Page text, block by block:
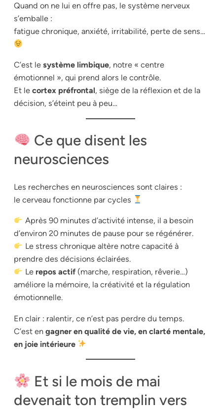
Quand on ne lui en offre pas, le système nerveux
s’emballe :
fatigue chronique, anxiété, irritabilité, perte de sens…
C’est le système limbique, notre « centre
émotionnel », qui prend alors le contrôle.
Et le cortex préfrontal, siège de la réflexion et de la
décision, s’éteint peu à peu…
Ce que disent les
neurosciences
Les recherches en neurosciences sont claires :
le cerveau fonctionne par cycles
Après 90 minutes d’activité intense, il a besoin
d’environ 20 minutes de pause pour se régénérer.
Le stress chronique altère notre capacité à
prendre des décisions éclairées.
Le repos actif(marche, respiration, rêverie…)
améliore la mémoire, la créativité et la régulation
émotionnelle.
En clair : ralentir, ce n’est pas perdre du temps.
C’est en gagner en qualité de vie, en clarté mentale,
en joie intérieure
Et si le mois de mai
devenait ton tremplin vers